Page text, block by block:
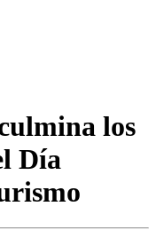
los
Día